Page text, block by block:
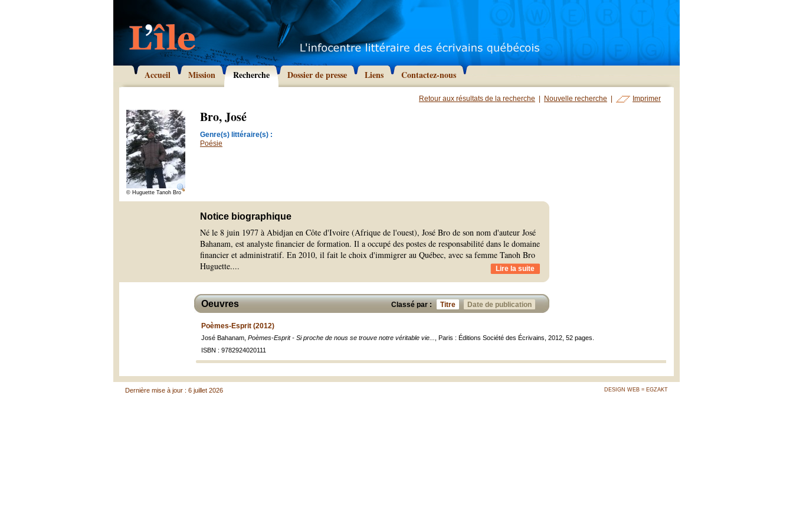
Accueil Mission Recherche Dossier de presse Liens Contactez-nous
Retour aux résultats de la recherche Nouvelle recherche Imprimer
© Huguette Tanoh Bro
Bro, José
Genre(s) littéraire(s) :
Poésie
Notice biographique
Né le 8 juin 1977 à Abidjan en Côte d'Ivoire (Afrique de l'ouest), José Bro de son nom d'auteur José
Bahanam, est analyste financier de formation. Il a occupé des postes de responsabilité dans le domaine
financier et administratif. En 2010, il fait le choix d'immigrer au Québec, avec sa femme Tanoh Bro
Huguette.... Lire la suite
Classé par : Titre Date de publication
Oeuvres
Poèmes-Esprit (2012)
José Bahanam, Poèmes-Esprit - Si proche de nous se trouve notre véritable vie...
, Paris : Éditions Société des Écrivains, 2012, 52 pages.
ISBN : 9782924020111
DESIGN WEB = EGZAKT
Dernière mise à jour : 6 juillet 2026